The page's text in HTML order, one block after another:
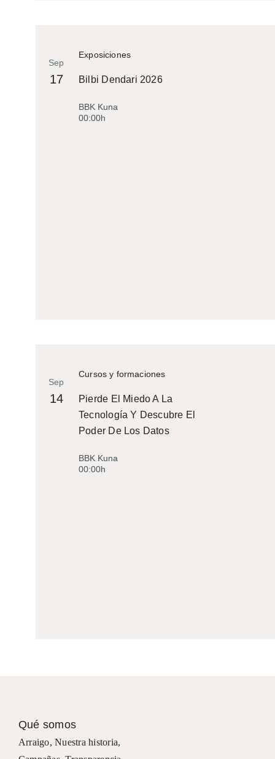
Exposiciones
Sep
17 Bilbi Dendari 2026
BBK Kuna
00:00h
Cursos y formaciones
Sep
14
Pierde El Miedo A La
Tecnología Y Descubre El
Poder De Los Datos
BBK Kuna
00:00h
Qué somos
Arraigo,Nuestra historia,